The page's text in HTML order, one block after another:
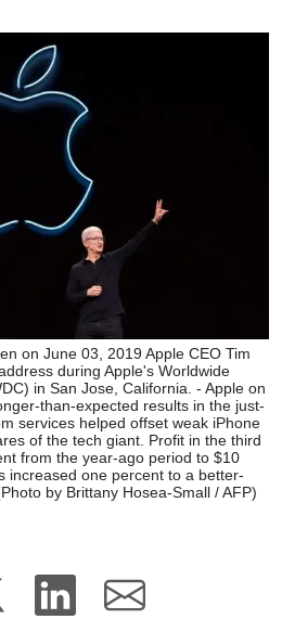
on June 03, 2019 Apple CEO Tim
during Apple's Worldwide
in San Jose, California. - Apple on
than-expected results in the just-
services helped offset weak iPhone
of the tech giant. Profit in the third
from the year-ago period to $10
increased one percent to a better-
by Brittany Hosea-Small / AFP)